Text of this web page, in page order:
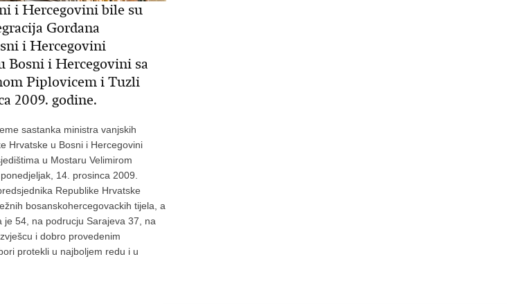
i Hercegovini bile su
Gordana
i Hercegovini
Bosni i Hercegovini sa
Piplovicem i Tuzli
2009. godine.
sastanka ministra vanjskih
Hrvatske u Bosni i Hercegovini
u Mostaru Velimirom
14. prosinca 2009.
Republike Hrvatske
bosanskohercegovackih tijela, a
54, na podrucju Sarajeva 37, na
i dobro provedenim
protekli u najboljem redu i u